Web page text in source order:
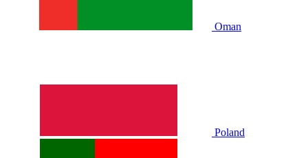
Oman
Poland